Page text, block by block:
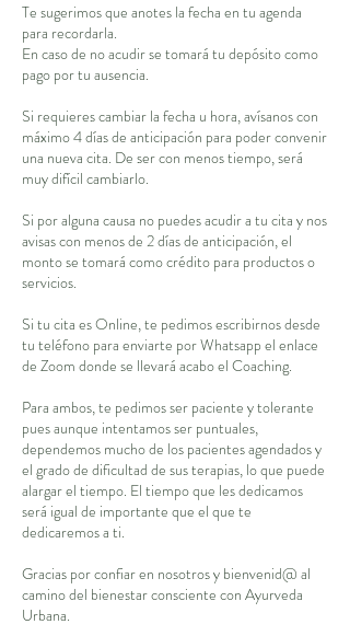
Te sugerimos que anotes la fecha en tu agenda
para recordarla.
En caso de no acudir se tomará tu depósito como
pago por tu ausencia.
Si requieres cambiar la fecha u hora, avísanos con
máximo 4 días de anticipación para poder convenir
una nueva cita. De ser con menos tiempo, será
muy difícil cambiarlo.
Si por alguna causa no puedes acudir a tu cita y nos
avisas con menos de 2 días de anticipación, el
monto se tomará como crédito para productos o
servicios.
Si tu cita es Online, te pedimos escribirnos desde
tu teléfono para enviarte por Whatsapp el enlace
de Zoom donde se llevará acabo el Coaching.
Para ambos, te pedimos ser paciente y tolerante
pues aunque intentamos ser puntuales,
dependemos mucho de los pacientes agendados y
el grado de dificultad de sus terapias, lo que puede
alargar el tiempo. El tiempo que les dedicamos
será igual de importante que el que te
dedicaremos a ti.
Gracias por confiar en nosotros y bienvenid@ al
camino del bienestar consciente con Ayurveda
Urbana.